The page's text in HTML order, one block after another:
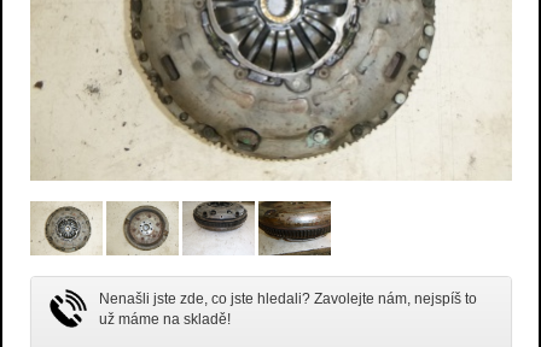
Nenašli jste zde, co jste hledali? Zavolejte nám, nejspíš to
už máme na skladě!